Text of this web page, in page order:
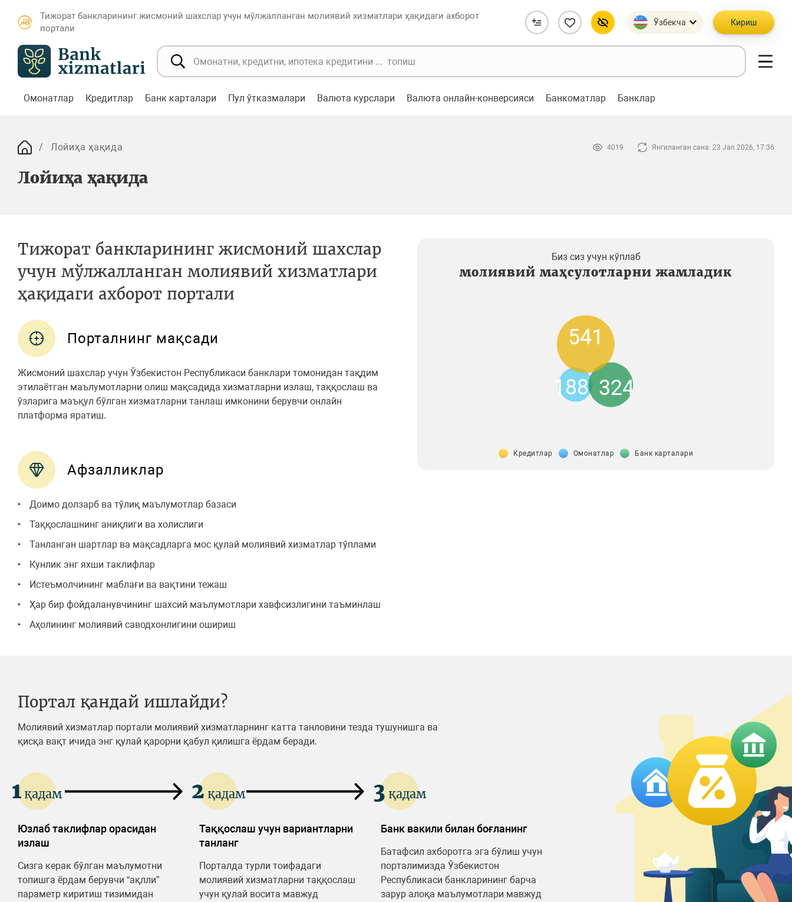
Тижорат банкларининг жисмоний шахслар учун мўлжалланган молиявий хизматлари ҳақидаги ахборот
портали
Ўзбекча Кириш
Омонатлар Кредитлар Банк карталари Пул ўтказмалари Валюта курслари Валюта онлайн-конверсияси Банкоматлар Банклар
Лойиҳа ҳақида 4019 Янгиланган сана: 23 Jan 2026, 17:36
Лойиҳа ҳақида
Тижорат банкларининг жисмоний шахслар
учун мўлжалланган молиявий хизматлари
ҳақидаги ахборот портали
Порталнинг мақсади
Жисмоний шахслар учун Ўзбекистон Республикаси банклари томонидан тақдим
этилаётган маълумотларни олиш мақсадида хизматларни излаш, таққослаш ва
ўзларига маъқул бўлган хизматларни танлаш имконини берувчи онлайн
платформа яратиш.
Афзалликлар
Доимо долзарб ва тўлиқ маълумотлар базаси
Таққослашнинг аниқлиги ва холислиги
Танланган шартлар ва мақсадларга мос қулай молиявий хизматлар тўплами
Кунлик энг яхши таклифлар
Истеъмолчининг маблағи ва вақтини тежаш
Ҳар бир фойдаланувчининг шахсий маълумотлари хавфсизлигини таъминлаш
Аҳолининг молиявий саводхонлигини ошириш
Биз сиз учун кўплаб
молиявий маҳсулотларни жамладик
188 324
541
Кредитлар Омонатлар Банк карталари
Портал қандай ишлайди?
Молиявий хизматлар портали молиявий хизматларнинг катта танловини тезда тушунишга ва
қисқа вақт ичида энг қулай қарорни қабул қилишга ёрдам беради.
1 қадам
Юзлаб таклифлар орасидан
излаш
Сизга керак бўлган маълумотни
топишга ёрдам берувчи “ақлли”
параметр киритиш тизимидан
2 қадам
Таққослаш учун вариантларни
танланг
Порталда турли тоифадаги
молиявий хизматларни таққослаш
учун қулай восита мавжуд
3 қадам
Банк вакили билан боғланинг
Батафсил ахборотга эга бўлиш учун
порталимизда Ўзбекистон
Республикаси банкларининг барча
зарур алоқа маълумотлари мавжуд